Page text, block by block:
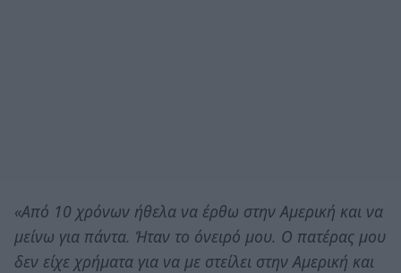
«Από 10 χρόνων ήθελα να έρθω στην Αμερική και να
μείνω για πάντα. Ήταν το όνειρό μου. Ο πατέρας μου
δεν είχε χρήματα για να με στείλει στην Αμερική και